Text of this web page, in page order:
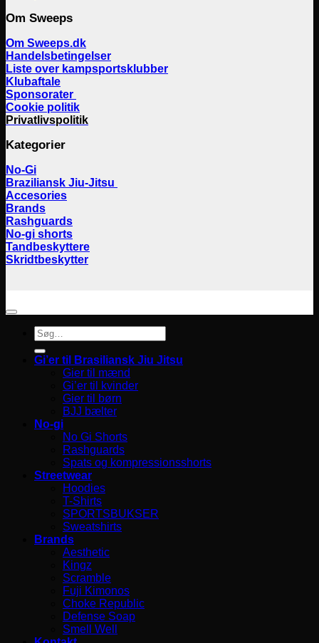
Om Sweeps
Om Sweeps.dk
Handelsbetingelser
Liste over kampsportsklubber
Klubaftale
Sponsorater
Cookie politik
Privatlivspolitik
Kategorier
No-Gi
Braziliansk Jiu-Jitsu
Accesories
Brands
Rashguards
No-gi shorts
Tandbeskyttere
Skridtbeskytter
Søg
efter:
Gi’er til Brasiliansk Jiu Jitsu
Gier til mænd
Gi’er til kvinder
Gier til børn
BJJ bælter
No-gi
No Gi Shorts
Rashguards
Spats og kompressionsshorts
Streetwear
Hoodies
T-Shirts
SPORTSBUKSER
Sweatshirts
Brands
Aesthetic
Kingz
Scramble
Fuji Kimonos
Choke Republic
Defense Soap
Smell Well